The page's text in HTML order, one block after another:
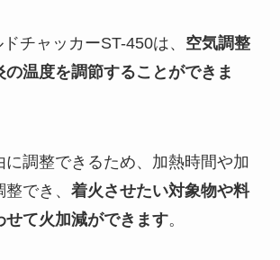
チャッカーST-450は、 空気調整
温度を調節することができま
に調整できるため、加熱時間や加
でき、 着火させたい対象物や料
せて火加減ができます。